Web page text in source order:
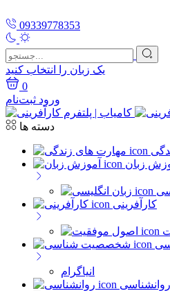
09339778353
یک زبان را انتخاب کنید
0
ورود ثبت‌نام
دسته ها
زبان
کارآفرینی
انیاگرام
روانشناسی